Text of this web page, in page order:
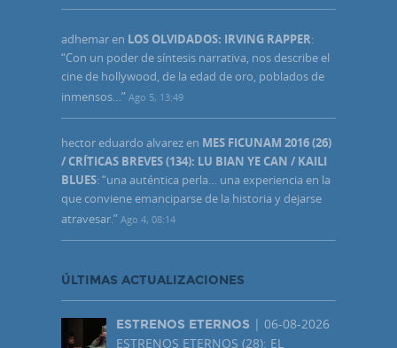
adhemar en LOS OLVIDADOS: IRVING RAPPER:
“Con un poder de síntesis narrativa, nos describe el
cine de hollywood, de la edad de oro, poblados de
inmensos…” Ago 5, 13:49
hector eduardo alvarez en MES FICUNAM 2016 (26)
/ CRÍTICAS BREVES (134): LU BIAN YE CAN / KAILI
BLUES: “una auténtica perla… una experiencia en la
que conviene emanciparse de la historia y dejarse
atravesar.” Ago 4, 08:14
ÚLTIMAS ACTUALIZACIONES
ESTRENOS ETERNOS | 06-08-2026
ESTRENOS ETERNOS (28): EL